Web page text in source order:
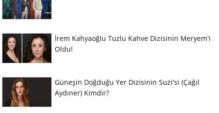
İrem Kahyaoğlu Tuzlu Kahve Dizisinin Meryem'i
Oldu!
Güneşin Doğduğu Yer Dizisinin Suzi'si (Çağıl
Aydıner) Kimdir?